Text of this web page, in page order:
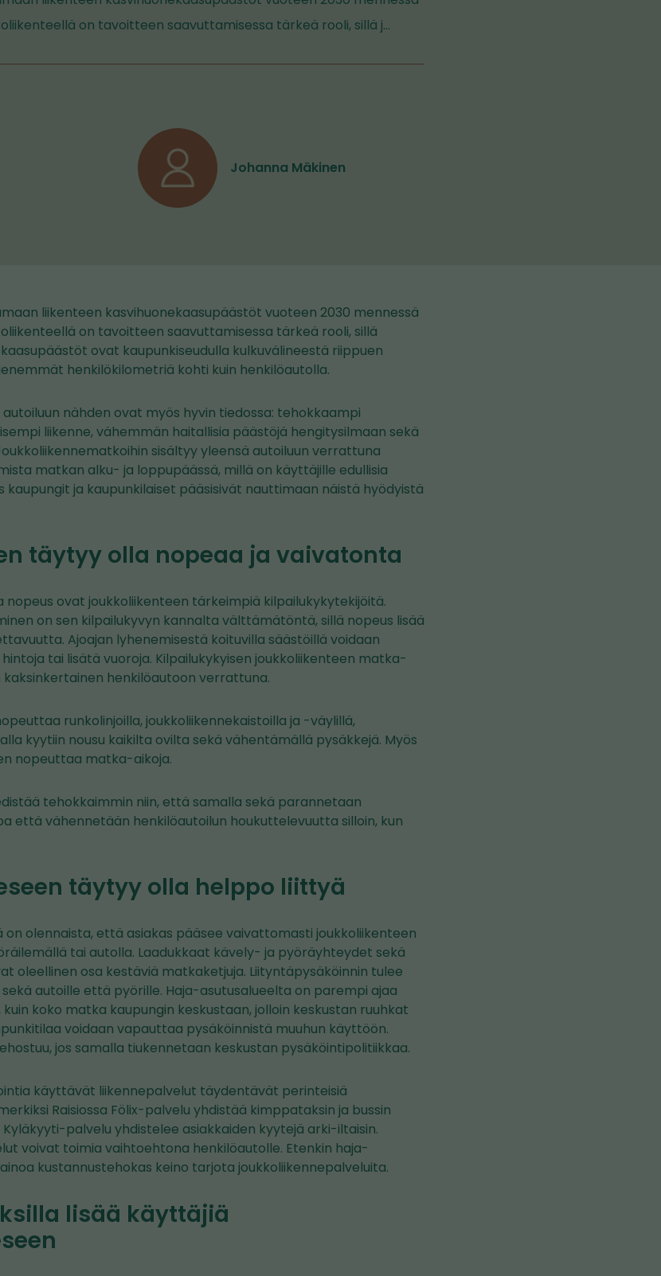
on tavoitteen saavuttamisessa tärkeä rooli, sillä j…
Johanna Mäkinen
liikenteen kasvihuonekaasupäästöt vuoteen 2030 mennessä
on tavoitteen saavuttamisessa tärkeä rooli, sillä
ovat kaupunkiseudulla kulkuvälineestä riippuen
henkilökilometriä kohti kuin henkilöautolla.
nähden ovat myös hyvin tiedossa: tehokkaampi
liikenne, vähemmän haitallisia päästöjä hengitysilmaan sekä
sisältyy yleensä autoiluun verrattuna
matkan alku- ja loppupäässä, millä on käyttäjille edullisia
kaupungit ja kaupunkilaiset pääsisivät nauttimaan näistä hyödyistä
täytyy olla nopeaa ja vaivatonta
nopeus ovat joukkoliikenteen tärkeimpiä kilpailukykytekijöitä.
on sen kilpailukyvyn kannalta välttämätöntä, sillä nopeus lisää
Ajoajan lyhenemisestä koituvilla säästöillä voidaan
tai lisätä vuoroja. Kilpailukykyisen joukkoliikenteen matka-
kaksinkertainen henkilöautoon verrattuna.
runkolinjoilla, joukkoliikennekaistoilla ja -väylillä,
kyytiin nousu kaikilta ovilta sekä vähentämällä pysäkkejä. Myös
nopeuttaa matka-aikoja.
tehokkaimmin niin, että samalla sekä parannetaan
että vähennetään henkilöautoilun houkuttelevuutta silloin, kun
täytyy olla helppo liittyä
on olennaista, että asiakas pääsee vaivattomasti joukkoliikenteen
tai autolla. Laadukkaat kävely- ja pyöräyhteydet sekä
oleellinen osa kestäviä matkaketjuja. Liityntäpysäköinnin tulee
autoille että pyörille. Haja-asutusalueelta on parempi ajaa
koko matka kaupungin keskustaan, jolloin keskustan ruuhkat
voidaan vapauttaa pysäköinnistä muuhun käyttöön.
jos samalla tiukennetaan keskustan pysäköintipolitiikkaa.
käyttävät liikennepalvelut täydentävät perinteisiä
Raisiossa Fölix-palvelu yhdistää kimppataksin ja bussin
Kyläkyyti-palvelu yhdistelee asiakkaiden kyytejä arki-iltaisin.
voivat toimia vaihtoehtona henkilöautolle. Etenkin haja-
kustannustehokas keino tarjota joukkoliikennepalveluita.
lisää käyttäjiä